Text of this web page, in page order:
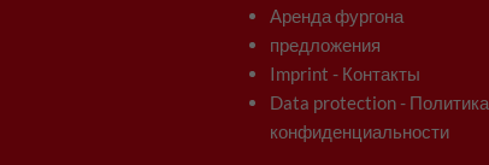
Аренда фургона
предложения
Imprint - Контакты
Data protection - Политика
конфиденциальности